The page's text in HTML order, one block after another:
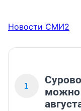
Новости СМИ2
1
можно